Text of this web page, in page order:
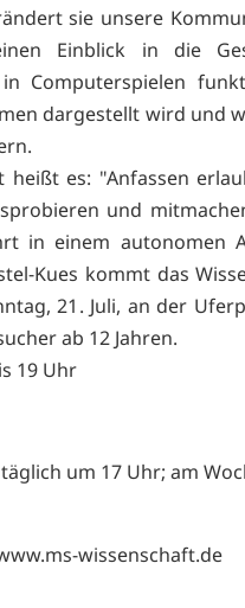
sie unsere
Einblick in die
Computerspielen
dargestellt wird und
heißt es: "Anfassen
und
in einem autonomen
Kues kommt das
21. Juli, an der
ab 12 Jahren.
19 Uhr
um 17 Uhr; am
wissenschaft.de